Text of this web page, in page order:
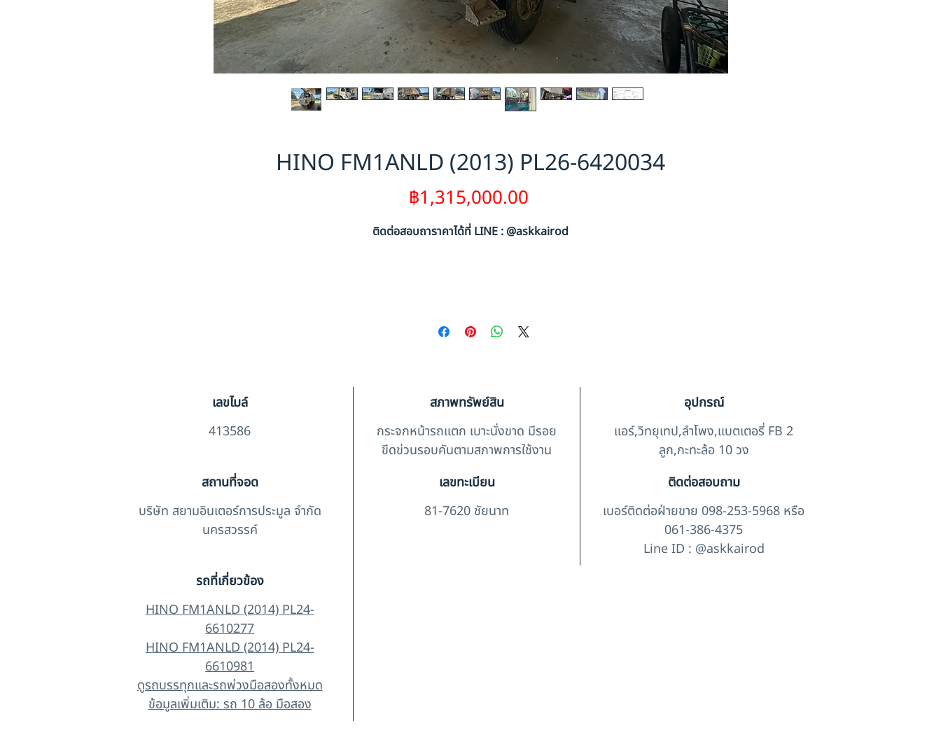
HINO FM1ANLD (2013) PL26-6420034
฿1,315,000.00
ติดต่อสอบถาราคาได้ที่ LINE : @askkairod
เลขไมล์
413586
สภาพทรัพย์สิน
กระจกหน้ารถแตก เบาะนั่งขาด มีรอย
ขีดข่วนรอบคันตามสภาพการใช้งาน
อุปกรณ์
แอร์,วิทยุเทป,ลำโพง,แบตเตอรี่ FB 2
ลูก,กะทะล้อ 10 วง
สถานที่จอด
บริษัท สยามอินเตอร์การประมูล จำกัด
นครสวรรค์
เลขทะเบียน
81-7620 ชัยนาท
ติดต่อสอบถาม
เบอร์ติดต่อฝ่ายขาย 098-253-5968 หรือ
061-386-4375
Line ID : @askkairod
รถที่เกี่ยวข้อง
HINO FM1ANLD (2014) PL24-
6610277
HINO FM1ANLD (2014) PL24-
6610981
ดูรถบรรทุกและรถพ่วงมือสองทั้งหมด
ข้อมูลเพิ่มเติม: รถ 10 ล้อ มือสอง